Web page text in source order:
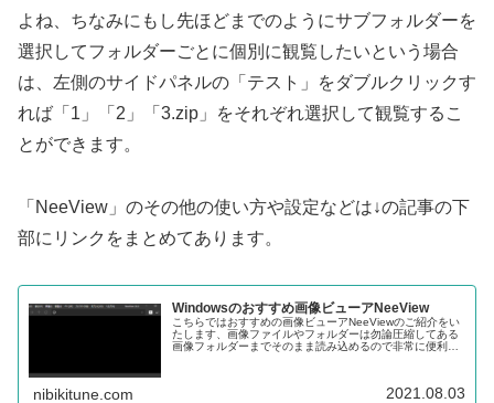
よね、ちなみにもし先ほどまでのようにサブフォルダーを
選択してフォルダーごとに個別に観覧したいという場合
は、左側のサイドパネルの「テスト」をダブルクリックす
れば「1」「2」「3.zip」をそれぞれ選択して観覧するこ
とができます。
「NeeView」のその他の使い方や設定などは↓の記事の下
部にリンクをまとめてあります。
Windowsのおすすめ画像ビューアNeeView
こちらではおすすめの画像ビューアNeeViewのご紹介をい
たします、画像ファイルやフォルダーは勿論圧縮してある
画像フォルダーまでそのまま読み込めるので非常に便利で
nibikitune.com 2021.08.03